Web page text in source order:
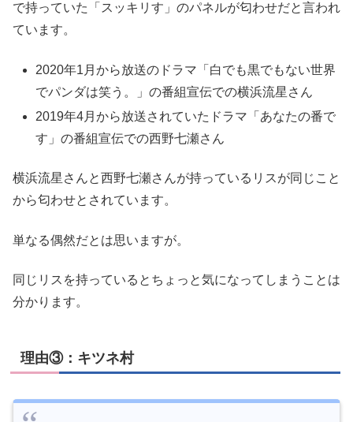
で持っていた「スッキリす」のパネルが匂わせだと言われ
ています。
2020年1月から放送のドラマ「白でも黒でもない世界
でパンダは笑う。」の番組宣伝での横浜流星さん
2019年4月から放送されていたドラマ「あなたの番で
す」の番組宣伝での西野七瀬さん
横浜流星さんと西野七瀬さんが持っているリスが同じこと
から匂わせとされています。
単なる偶然だとは思いますが。
同じリスを持っているとちょっと気になってしまうことは
分かります。
理由③：キツネ村